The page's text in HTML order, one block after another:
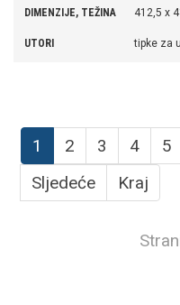
DIMENZIJE, TEŽINA 412,5 x
UTORI tipke za
PLOČE
USTUPITELJ I CIJENA
173 mm
1 2 3 4 5
Sljedeće
Kraj